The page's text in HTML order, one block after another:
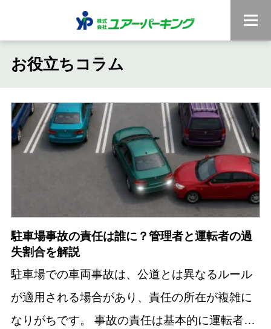
お役立ちコラム
駐車場事故の責任は誰に？管理者と運転者の過
失割合を解説
駐車場での車両事故は、公道とは異なるルール
が適用される場合があり、責任の所在が複雑に
なりがちです。 事故の責任は基本的に運転者同